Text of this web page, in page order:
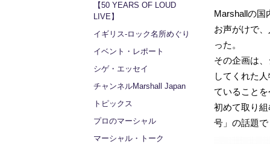
【50 YEARS OF LOUD
LIVE】
イギリス‐ロック名所めぐり
イベント・レポート
シゲ・エッセイ
チャンネルMarshall Japan
トピックス
プロのマーシャル
マーシャル・トーク
Marshallの国
お声がけで
った。
その企画は
してくれた
ていること
初めて取り
号」の話題